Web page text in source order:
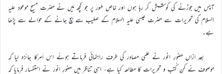
آپس میں جوڑنے کی کوشش کر رہا ہوں اور خاص طور پر جو کچھ مَیں نے حضرت مسیح موعود علیہ
السلام کی تحریرات سے حضرت عیسیٰ علیہ السلام کے صلیب سے بچ جانے کے حوالے سے پڑھا
ہے۔
بعد ازاں حضورِ انور نے علمی مصادر کی طرف راہنمائی فرماتے ہوئے اس اَمرکا جائزہ لیا کہ
موصوف نے کن کُتب و تحریرات کا مطالعہ کیا ہے، اسی تناظر میں حضورِ انور نے استفسار فرمایا کہ